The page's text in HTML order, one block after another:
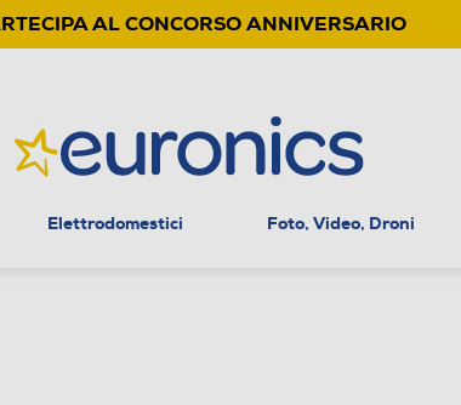
AL CONCORSO ANNIVERSARIO
Elettrodomestici Foto, Video, Droni